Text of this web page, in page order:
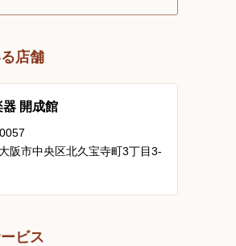
情報の取り扱い
店舗
器 開成館
阪市中央区北久宝寺町3丁目3-
ビス